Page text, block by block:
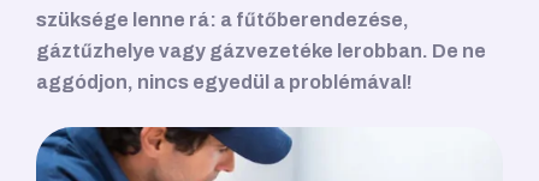
szüksége lenne rá: a fűtőberendezése,
gáztűzhelye vagy gázvezetéke lerobban. De ne
aggódjon, nincs egyedül a problémával!